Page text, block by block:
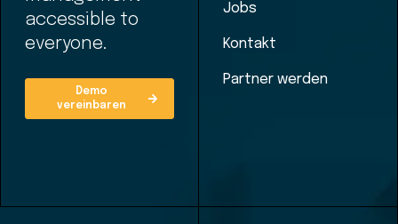
accessible to
everyone.
Demo
vereinbaren
Jobs
Kontakt
Partner werden